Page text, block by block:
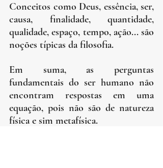
Conceitos como Deus, essência, ser,
causa, finalidade, quantidade,
qualidade, espaço, tempo, ação... são
noções típicas da filosofia.
Em suma, as perguntas
fundamentais do ser humano não
encontram respostas em uma
equação, pois não são de natureza
física e sim metafísica.